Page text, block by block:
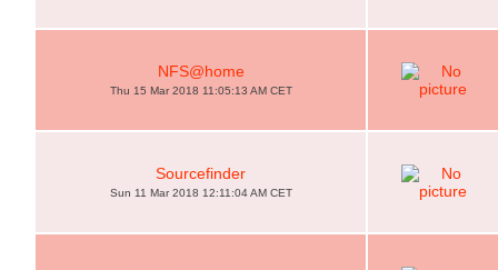
NFS@home
Thu 15 Mar 2018 11:05:13 AM CET
Sourcefinder
Sun 11 Mar 2018 12:11:04 AM CET